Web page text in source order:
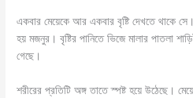
একবার মেয়েকে আর একবার বৃষ্টি দেখতে থাকে
হয় মজনুর। বৃষ্টির পানিতে ভিজে মালার পাতলা
গেছে।
শরীরের প্রতিটি অঙ্গ তাতে স্পষ্ট হয়ে উঠেছে।